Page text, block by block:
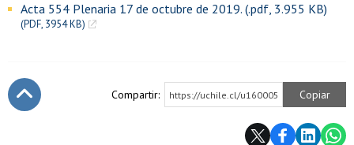
Acta 554 Plenaria 17 de octubre de 2019. (.pdf, 3.955 KB)
(PDF, 3954 KB)
Compartir: https://uchile.cl/u160005 Copiar